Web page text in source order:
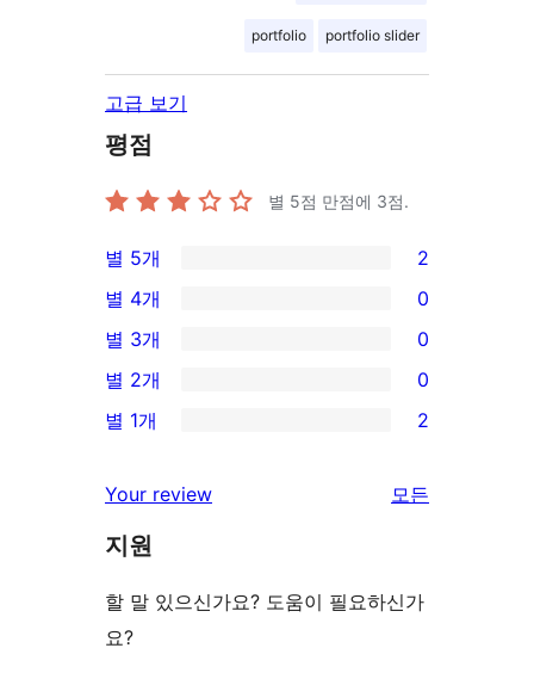
portfolio portfolio slider
고급 보기
평점
별 5점 만점에 3점.
2/5-
별
점
후
기
별 5개 2
0/4-
별
점
후
별 4개 0
0/3-
별
점
기
별 3개 0
0/2-
별
후
기
별 2개 0
2/1-
점
후
별 1개 2
Your review
모든
보
지원
할 말 있으신가요? 도움이 필요하신가
요?